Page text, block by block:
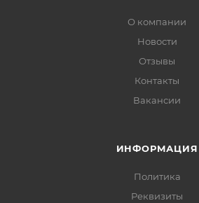
О компании
Новости
Отзывы
Контакты
Вакансии
ИНФОРМАЦИЯ
Политика
Реквизиты